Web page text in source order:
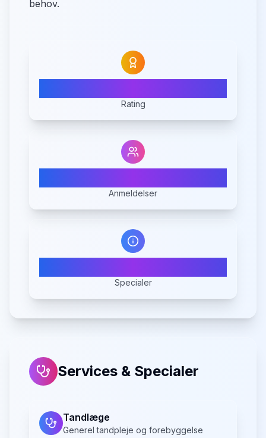
behov.
Rating
Anmeldelser
Specialer
Services & Specialer
Tandlæge
Generel tandpleje og forebyggelse